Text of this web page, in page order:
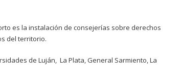
es la instalación de consejerías sobre derechos
del territorio.
de Luján, La Plata, General Sarmiento, La